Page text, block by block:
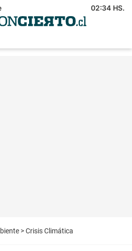
02:34 HS.
>Crisis Climática